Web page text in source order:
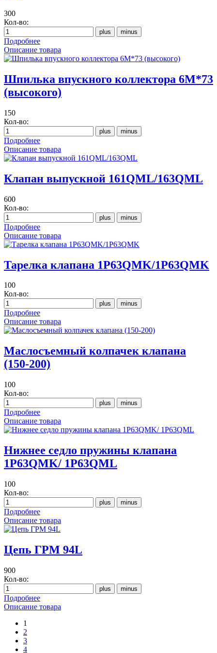
300
Кол-во:
Подробнее
Описание товара
Шпилька впускного коллектора 6М*73
(высокого)
150
Кол-во:
Подробнее
Описание товара
Клапан выпускной 161QML/163QML
600
Кол-во:
Подробнее
Описание товара
Тарелка клапана 1P63QMK/1P63QMK
100
Кол-во:
Подробнее
Описание товара
Маслосъемный колпачек клапана
(150-200)
100
Кол-во:
Подробнее
Описание товара
Нижнее седло пружины клапана
1P63QMK/ 1P63QML
100
Кол-во:
Подробнее
Описание товара
Цепь ГРМ 94L
900
Кол-во:
Подробнее
Описание товара
1
2
3
4